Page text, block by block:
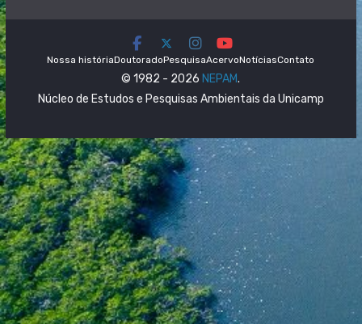
Nossa históriaDoutoradoPesquisaAcervoNotíciasContato
© 1982 - 2026 NEPAM.
Núcleo de Estudos e Pesquisas Ambientais da Unicamp